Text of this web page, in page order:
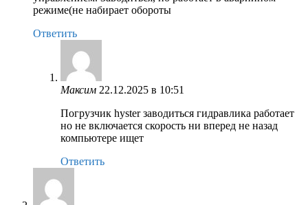
режиме(не набирает обороты
Ответить
Максим 22.12.2025 в 10:51
Погрузчик hyster заводиться гидравлика работает
но не включается скорость ни вперед не назад
компьютере ищет
Ответить